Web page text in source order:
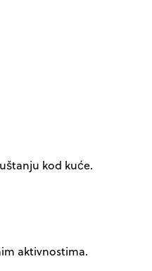
kod kuće.
aktivnostima.